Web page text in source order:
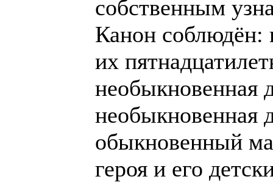
собственным
Канон соблюдён:
их
необыкновенная
необыкновенная
обыкновенный
героя и его